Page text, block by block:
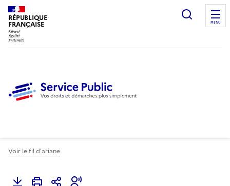
RÉPUBLIQUE
FRANÇAISE
Ouvrir
MENU
Voir le fil d'ariane